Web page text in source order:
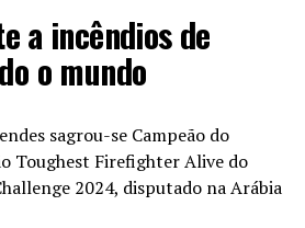
a incêndios de
o mundo
sagrou-se Campeão do
Toughest Firefighter Alive do
2024, disputado na Arábia